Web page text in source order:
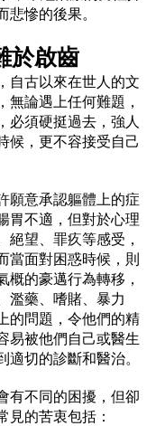
慘的後果。
於啟齒
自古以來在世人的文
無論遇上任何難題，
必須硬挺過去，強人
候，更不容接受自己
願意承認軀體上的症
胃不適，但對於心理
絕望、罪疚等感受，
當面對困惑時候，則
概的豪邁行為轉移，
濫藥、嗜賭、暴力
的問題，令他們的精
易被他們自己或醫生
適切的診斷和醫治。
有不同的困擾，但卻
見的苦衷包括：